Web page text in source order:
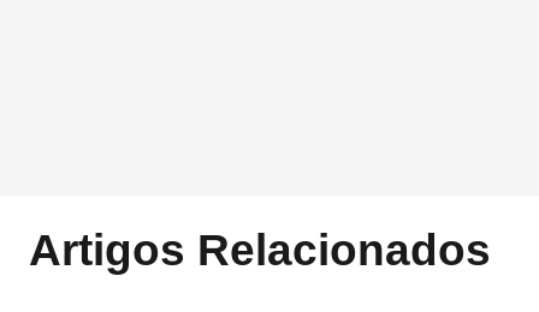
Artigos Relacionados